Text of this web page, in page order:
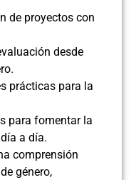
de proyectos con
desde
prácticas para la
para fomentar la
a día.
comprensión
género,